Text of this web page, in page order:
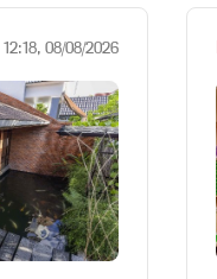
12:18, 08/08/2026